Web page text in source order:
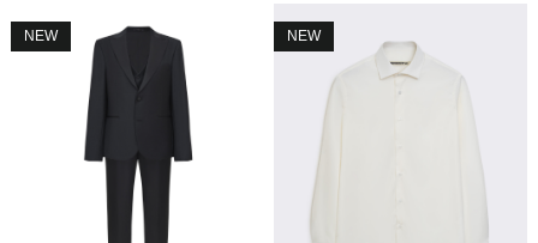
NEW NEW